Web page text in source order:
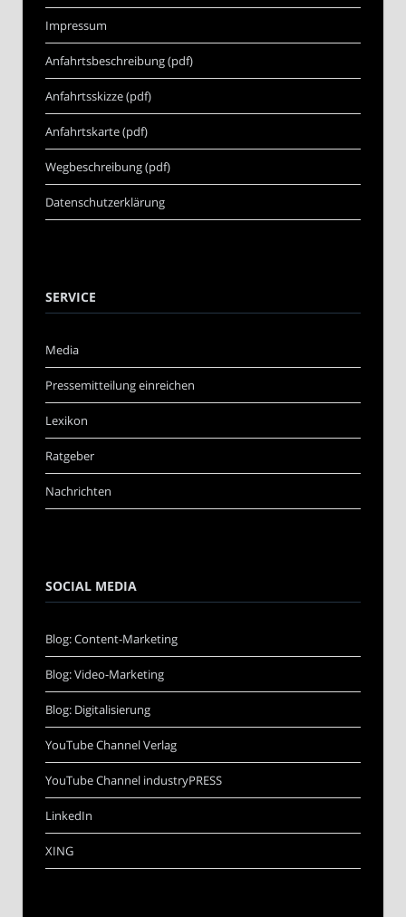
Impressum
Anfahrtsbeschreibung (pdf)
Anfahrtsskizze (pdf)
Anfahrtskarte (pdf)
Wegbeschreibung (pdf)
Datenschutzerklärung
SERVICE
Media
Pressemitteilung einreichen
Lexikon
Ratgeber
Nachrichten
SOCIAL MEDIA
Blog: Content-Marketing
Blog: Video-Marketing
Blog: Digitalisierung
YouTube Channel Verlag
YouTube Channel industryPRESS
LinkedIn
XING